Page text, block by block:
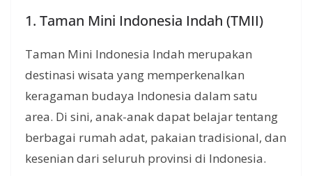
1. Taman Mini Indonesia Indah (TMII)
Taman Mini Indonesia Indah merupakan
destinasi wisata yang memperkenalkan
keragaman budaya Indonesia dalam satu
area. Di sini, anak-anak dapat belajar tentang
berbagai rumah adat, pakaian tradisional, dan
kesenian dari seluruh provinsi di Indonesia.